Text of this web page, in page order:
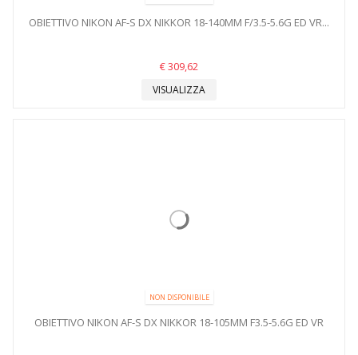
OBIETTIVO NIKON AF-S DX NIKKOR 18-140MM F/3.5-5.6G ED VR...
€ 309,62
VISUALIZZA
NON DISPONIBILE
OBIETTIVO NIKON AF-S DX NIKKOR 18-105MM F3.5-5.6G ED VR